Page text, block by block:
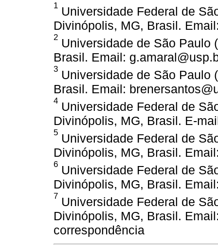
1 Universidade Federal de
Divinópolis, MG, Brasil.
2 Universidade de São Paulo
Brasil. Email:
3 Universidade de São Paulo
Brasil. Email:
4 Universidade Federal de
Divinópolis, MG, Brasil. E-
5 Universidade Federal de
Divinópolis, MG, Brasil.
6 Universidade Federal de
Divinópolis, MG, Brasil.
7 Universidade Federal de
Divinópolis, MG, Brasil.
correspondência